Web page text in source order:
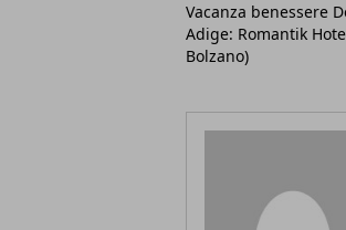
Vacanza benessere
Adige: Romantik
Bolzano)